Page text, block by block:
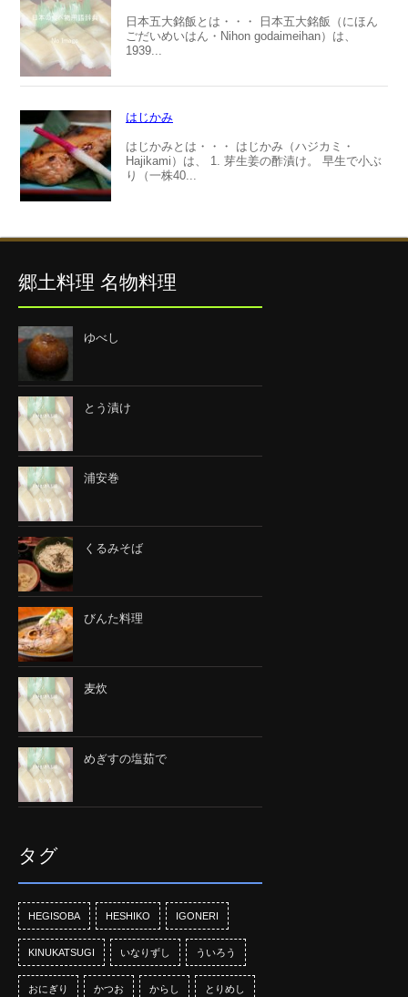
日本五大銘飯とは・・・ 日本五大銘飯（にほん
ごだいめいはん・Nihon godaimeihan）は、
1939...
はじかみ
はじかみとは・・・ はじかみ（ハジカミ・
Hajikami）は、 1. 芽生姜の酢漬け。 早生で小ぶ
り（一株40...
郷土料理 名物料理
ゆべし
とう漬け
浦安巻
くるみそば
びんた料理
麦炊
めぎすの塩茹で
タグ
HEGISOBA HESHIKO IGONERI
KINUKATSUGI いなりずし ういろう
おにぎり かつお からし とりめし